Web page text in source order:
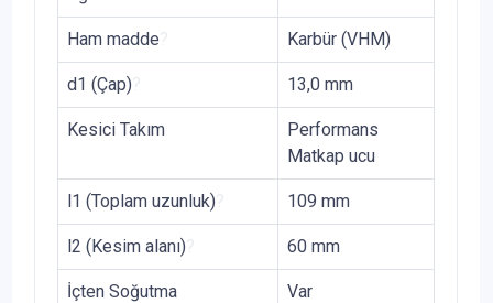
Ham madde Karbür (VHM)
d1 (Çap) 13,0 mm
Kesici Takım
Performans
Matkap ucu
l1 (Toplam uzunluk) 109 mm
l2 (Kesim alanı) 60 mm
İçten Soğutma Var